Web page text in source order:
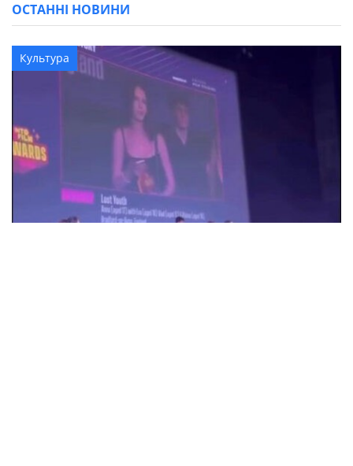
ОСТАННІ НОВИНИ
Культура